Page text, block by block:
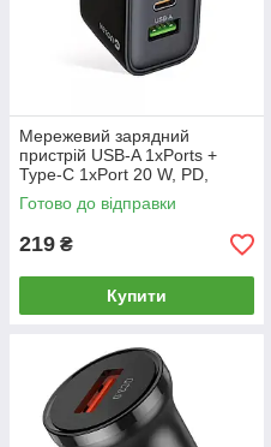
Мережевий зарядний
пристрій USB-A 1xPorts +
Type-C 1xPort 20 W, PD,
QC3.0 Veron Home Charger
TC-U15/778855
Готово до відправки
219 ₴
Купити